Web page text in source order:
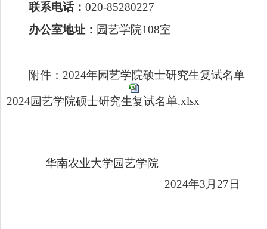
联系电话： 020-85280227
办公室地址： 园艺学院108室
附件： 2024年园艺学院硕士研究生复试名单
2024园艺学院硕士研究生复试名单.xlsx
华南农业大学园艺学院
2024年3 月 27 日